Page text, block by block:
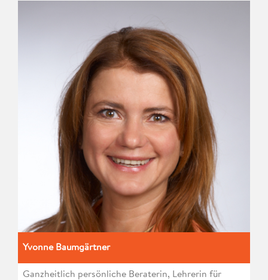
Yvonne Baumgärtner
Ganzheitlich persönliche Beraterin, Lehrerin für